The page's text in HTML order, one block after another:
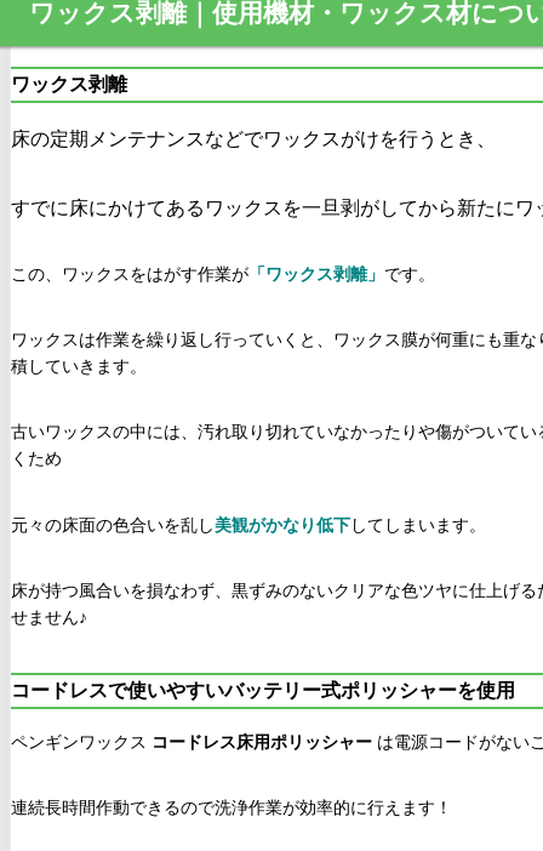
ワックス剥離｜使用機材・ワックス材につ
ワックス剥離
床の定期メンテナンスなどでワックスがけを行うとき、
すでに床にかけてあるワックスを一旦剥がしてから新たにワ
この、ワックスをはがす作業が 「ワックス剥離」 です。
ワックスは作業を繰り返し行っていくと、ワックス膜が何重にも重
積していきます。
古いワックスの中には、汚れ取り切れていなかったりや傷がついて
くため
元々の床面の色合いを乱し美観がかなり低下 してしまいます。
床が持つ風合いを損なわず、黒ずみのないクリアな色ツヤに仕上げ
せません♪
コードレスで使いやすいバッテリー式ポリッシャーを使用
ペンギンワックス コードレス床用ポリッシャー は電源コードがない
連続長時間作動できるので洗浄作業が効率的に行えます！